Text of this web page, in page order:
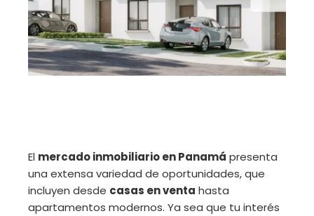
El mercado inmobiliario en Panamá presenta
una extensa variedad de oportunidades, que
incluyen desde casas en venta hasta
apartamentos modernos. Ya sea que tu interés